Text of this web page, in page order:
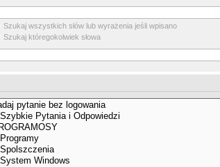
Szukaj wszystkich słów lub wyrażenia jeśli wpisano
Szukaj któregokolwiek słowa